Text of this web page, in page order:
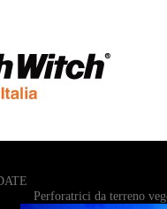
Perforatrici da terreno